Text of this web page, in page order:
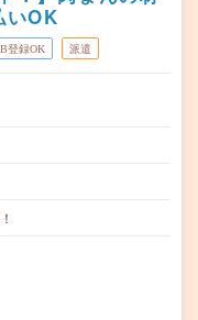
いOK
登録OK 派遣